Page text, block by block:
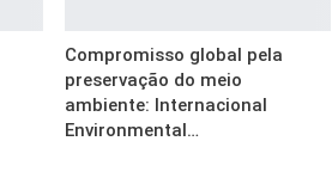
Compromisso global pela
preservação do meio
ambiente: Internacional
Environmental…